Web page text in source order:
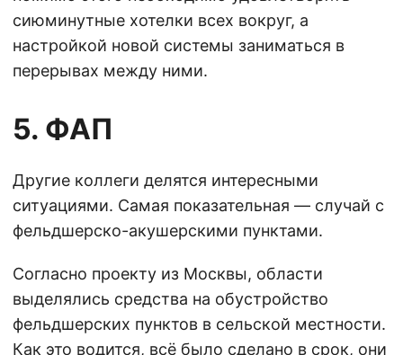
сиюминутные хотелки всех вокруг, а
настройкой новой системы заниматься в
перерывах между ними.
5. ФАП
Другие коллеги делятся интересными
ситуациями. Самая показательная — случай с
фельдшерско-акушерскими пунктами.
Согласно проекту из Москвы, области
выделялись средства на обустройство
фельдшерских пунктов в сельской местности.
Как это водится, всё было сделано в срок, они